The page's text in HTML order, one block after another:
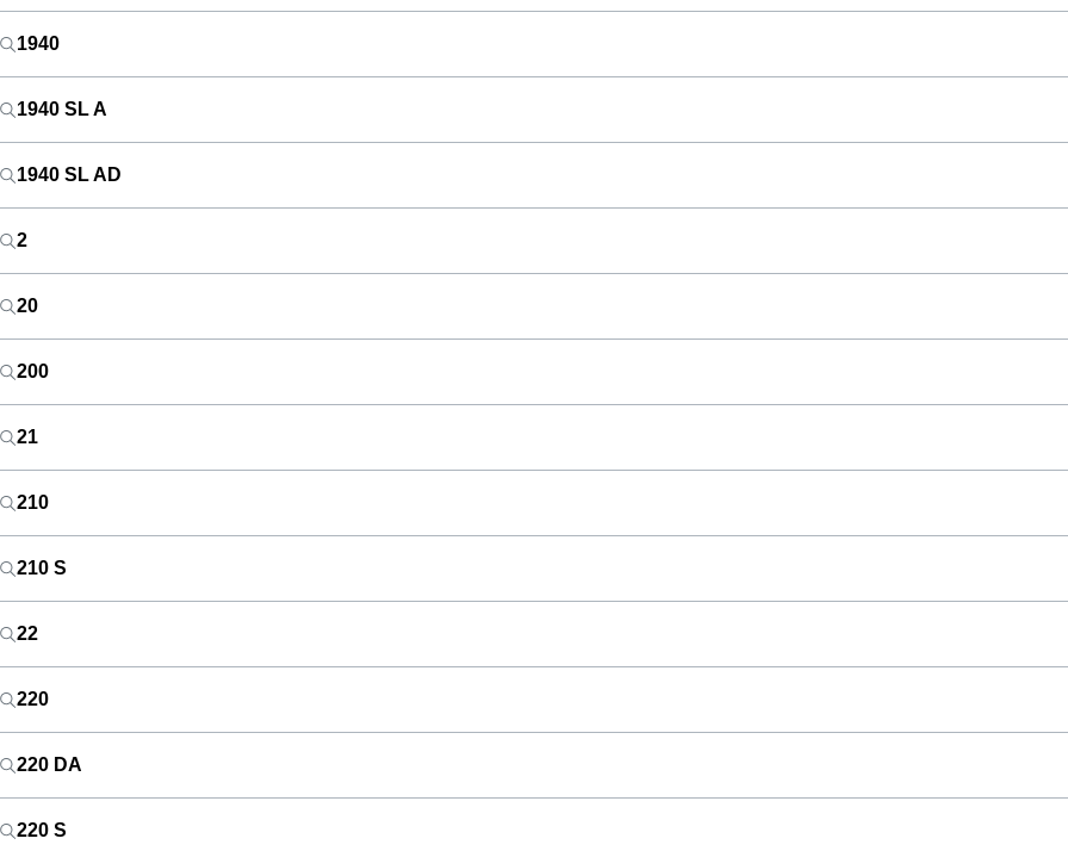
1940
1940 SL A
1940 SL AD
2
20
200
21
210
210 S
22
220
220 DA
220 S